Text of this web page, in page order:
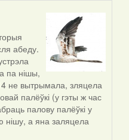
абеду.
па нішы,
не вытрымала, зляцела
палёўкі (у гэты ж час
палову палёўкі у
нішу, а яна заляцела